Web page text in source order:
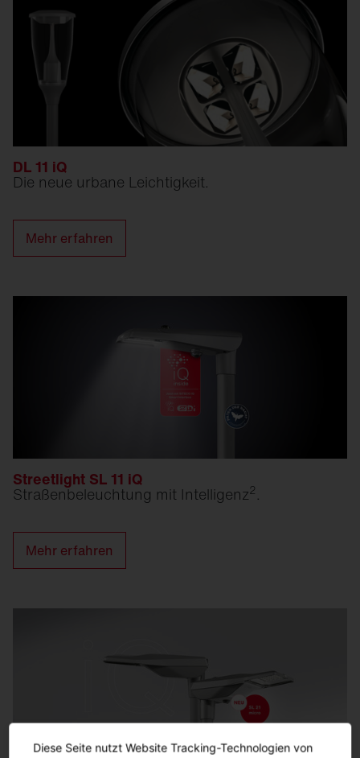
DL 11 iQ
Die neue urbane Leichtigkeit.
Mehr erfahren
Streetlight SL 11 iQ
Straßen­beleuchtung mit Intelligenz2 .
Mehr erfahren
Diese Seite nutzt Website Tracking-Technologien von